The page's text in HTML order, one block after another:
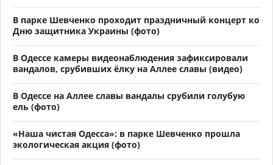
В парке Шевченко проходит праздничный концерт ко
Дню защитника Украины (фото)
В Одессе камеры видеонаблюдения зафиксировали
вандалов, срубивших ёлку на Аллее славы (видео)
В Одессе на Аллее славы вандалы срубили голубую
ель (фото)
«Наша чистая Одесса»: в парке Шевченко прошла
экологическая акция (фото)